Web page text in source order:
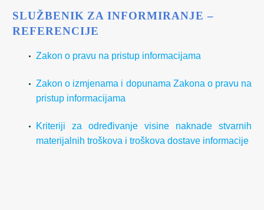
SLUŽBENIK ZA INFORMIRANJE –
REFERENCIJE
Zakon o pravu na pristup informacijama
Zakon o izmjenama i dopunama Zakona o pravu na
pristup informacijama
Kriteriji za određivanje visine naknade stvarnih
materijalnih troškova i troškova dostave informacije